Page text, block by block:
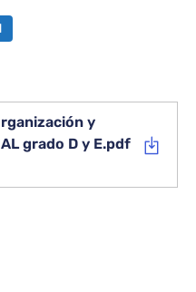
y
grado D y E.pdf